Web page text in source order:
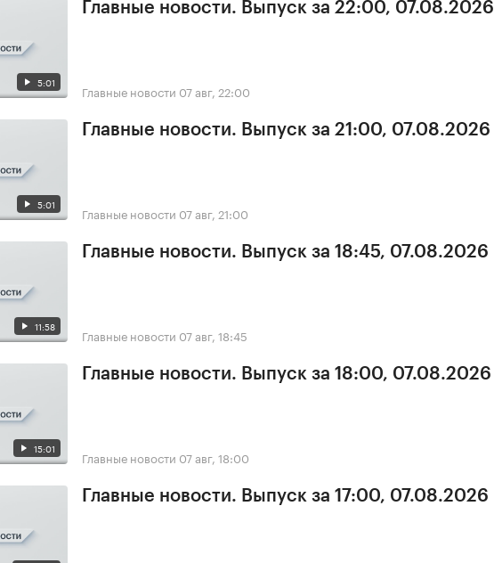
5:01
Главные новости. Выпуск за 22:00, 07.08.2026
Главные новости 07 авг, 22:00
5:01
Главные новости. Выпуск за 21:00, 07.08.2026
Главные новости 07 авг, 21:00
11:58
Главные новости. Выпуск за 18:45, 07.08.2026
Главные новости 07 авг, 18:45
15:01
Главные новости. Выпуск за 18:00, 07.08.2026
Главные новости 07 авг, 18:00
Главные новости. Выпуск за 17:00, 07.08.2026